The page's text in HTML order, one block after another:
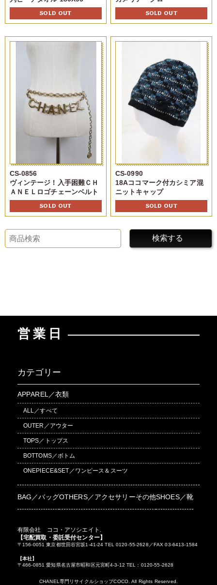
SOLD OUT SOLD OUT
CS-0856
ヴィンテージ！入手困難ＣＨ
ＡＮＥＬロゴチェーンベルト
SOLD OUT
CS-0990
18Aココマーク付カシミア混
ニットキャップ
SOLD OUT
検索する
営業日
カテゴリー
APPAREL／衣類
ALL／すべて
OUTER／アウター
TOPS／トップス
BOTTOMS／ボトム
ONEPIECE&SET／ワンピース＆スーツ
BAG／バッグOTHERS／アクセサリーその他SHOES／靴
有限会社 ココ・アソシエイト.
【宅配買取・委託受付センター】
〒156-0051 東京都世田谷宮坂1-41-24 TEL 0120-55-2628／FAX 03-6413-1584
【本社】
〒466-0851 愛知県名古屋市昭和区元宮町4-3-12 TEL：0120-55-2628
CHANEL専門リサイクルショップCOCO. All Rights Reserved.